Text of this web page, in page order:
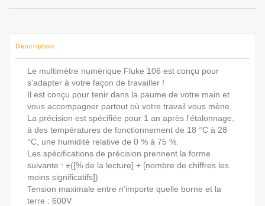
Description
Le multimètre numérique Fluke 106 est conçu pour
s'adapter à votre façon de travailler !
Il est conçu pour tenir dans la paume de votre main et
vous accompagner partout où votre travail vous mène.
La précision est spécifiée pour 1 an après l'étalonnage,
à des températures de fonctionnement de 18 °C à 28
°C, une humidité relative de 0 % à 75 %.
Les spécifications de précision prennent la forme
suivante : ±([% de la lecture] + [nombre de chiffres les
moins significatifs])
Tension maximale entre n’importe quelle borne et la
terre : 600V